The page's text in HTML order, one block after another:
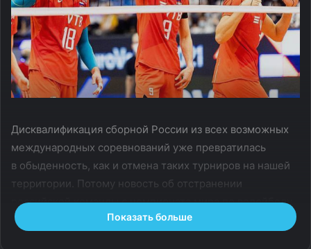
Дисквалификация сборной России из всех возможных
международных соревнований уже превратилась
в обыденность, как и отмена таких турниров на нашей
территории. Потому новость об отстранении
российской команды с чемпионата мира по волейболу
едва ли кого-то удивила, как и потеря страной статуса
Показать больше